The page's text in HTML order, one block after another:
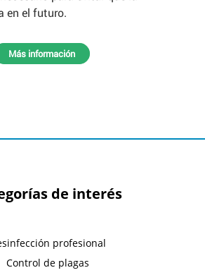
en el futuro.
Más información
de interés
profesional
Control de plagas